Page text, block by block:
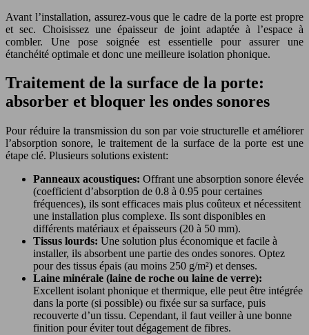
Avant l’installation, assurez-vous que le cadre de la porte est propre
et sec. Choisissez une épaisseur de joint adaptée à l’espace à
combler. Une pose soignée est essentielle pour assurer une
étanchéité optimale et donc une meilleure isolation phonique.
Traitement de la surface de la porte:
absorber et bloquer les ondes sonores
Pour réduire la transmission du son par voie structurelle et améliorer
l’absorption sonore, le traitement de la surface de la porte est une
étape clé. Plusieurs solutions existent:
Panneaux acoustiques: Offrant une absorption sonore élevée
(coefficient d’absorption de 0.8 à 0.95 pour certaines
fréquences), ils sont efficaces mais plus coûteux et nécessitent
une installation plus complexe. Ils sont disponibles en
différents matériaux et épaisseurs (20 à 50 mm).
Tissus lourds: Une solution plus économique et facile à
installer, ils absorbent une partie des ondes sonores. Optez
pour des tissus épais (au moins 250 g/m²) et denses.
Laine minérale (laine de roche ou laine de verre):
Excellent isolant phonique et thermique, elle peut être intégrée
dans la porte (si possible) ou fixée sur sa surface, puis
recouverte d’un tissu. Cependant, il faut veiller à une bonne
finition pour éviter tout dégagement de fibres.